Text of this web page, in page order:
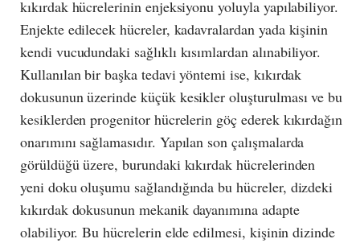
kıkırdak hücrelerinin enjeksiyonu yoluyla yapılabiliyor.
Enjekte edilecek hücreler, kadavralardan yada kişinin
kendi vucudundaki sağlıklı kısımlardan alınabiliyor.
Kullanılan bir başka tedavi yöntemi ise, kıkırdak
dokusunun üzerinde küçük kesikler oluşturulması ve bu
kesiklerden progenitor hücrelerin göç ederek kıkırdağın
onarımını sağlamasıdır. Yapılan son çalışmalarda
görüldüğü üzere, burundaki kıkırdak hücrelerinden
yeni doku oluşumu sağlandığında bu hücreler, dizdeki
kıkırdak dokusunun mekanik dayanımına adapte
olabiliyor. Bu hücrelerin elde edilmesi, kişinin dizinde